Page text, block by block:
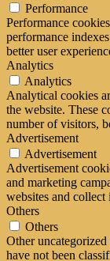
Performance
Performance
performance
better user
Analytics
Analytics
Analytical cookies
the website. These
number of visitors,
Advertisement
Advertisement
Advertisement
and marketing
websites and
Others
Others
Other uncategorized
have not been